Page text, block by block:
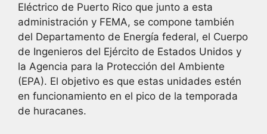
Eléctrico de Puerto Rico que junto a esta
administración y FEMA, se compone también
del Departamento de Energía federal, el Cuerpo
de Ingenieros del Ejército de Estados Unidos y
la Agencia para la Protección del Ambiente
(EPA). El objetivo es que estas unidades estén
en funcionamiento en el pico de la temporada
de huracanes.